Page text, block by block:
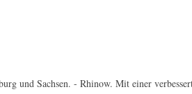
und Sachsen. - Rhinow. Mit einer